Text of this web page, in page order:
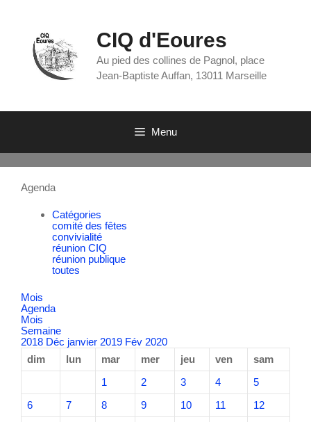
CIQ d'Eoures
Au pied des collines de Pagnol, place
Jean-Baptiste Auffan, 13011 Marseille
Menu
Agenda
Catégories
comité des fêtes
convivialité
réunion CIQ
réunion publique
toutes
Mois
Agenda
Mois
Semaine
2018 Déc janvier 2019 Fév 2020
dim
lun mar mer jeu ven
sam
1
2 3 4
5
6
7 8 9 10 11
12